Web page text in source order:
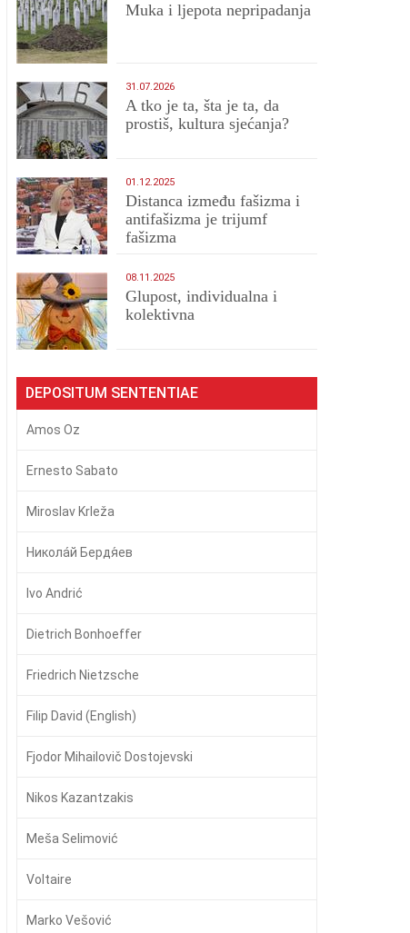
Muka i ljepota nepripadanja
31.07.2026
A tko je ta, šta je ta, da
prostiš, kultura sjećanja?
01.12.2025
Distanca između fašizma i
antifašizma je trijumf
fašizma
08.11.2025
Glupost, individualna i
kolektivna
DEPOSITUM SENTENTIAE
Amos Oz
Ernesto Sabato
Miroslav Krleža
Никола́й Бердя́ев
Ivo Andrić
Dietrich Bonhoeffer
Friedrich Nietzsche
Filip David (English)
Fjodor Mihailovič Dostojevski
Nikos Kazantzakis
Meša Selimović
Voltaire
Marko Vešović